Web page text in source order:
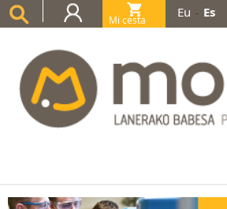
Mi cesta
(0)
Eu - Es